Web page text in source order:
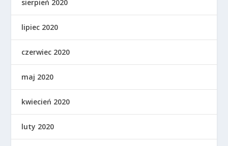
sierpień 2020
lipiec 2020
czerwiec 2020
maj 2020
kwiecień 2020
luty 2020